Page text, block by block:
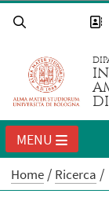
MENU
Home Ricerca